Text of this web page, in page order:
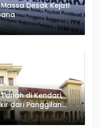
Desak Kejati
di Kendari,
dari Panggilan